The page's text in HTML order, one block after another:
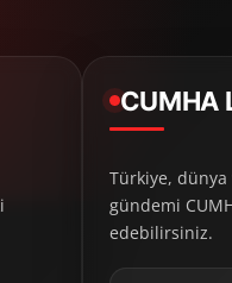
CUMHA
Türkiye, dünya
gündemi
edebilirsiniz.